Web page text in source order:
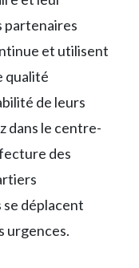
partenaires
et utilisent
qualité
de leurs
dans le centre-
des
déplacent
urgences.